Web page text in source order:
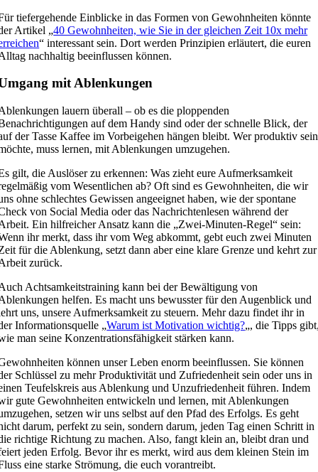
tiefergehende Einblicke in das Formen von Gewohnheiten könnte
Artikel „40 Gewohnheiten, wie Sie in der gleichen Zeit 10x mehr
“ interessant sein. Dort werden Prinzipien erläutert, die euren
nachhaltig beeinflussen können.
mit Ablenkungen
lauern überall – ob es die ploppenden
auf dem Handy sind oder der schnelle Blick, der
der Tasse Kaffee im Vorbeigehen hängen bleibt. Wer produktiv sein
muss lernen, mit Ablenkungen umzugehen.
gilt, die Auslöser zu erkennen: Was zieht eure Aufmerksamkeit
vom Wesentlichen ab? Oft sind es Gewohnheiten, die wir
ohne schlechtes Gewissen angeeignet haben, wie der spontane
von Social Media oder das Nachrichtenlesen während der
Ein hilfreicher Ansatz kann die „Zwei-Minuten-Regel“ sein:
ihr merkt, dass ihr vom Weg abkommt, gebt euch zwei Minuten
für die Ablenkung, setzt dann aber eine klare Grenze und kehrt zur
zurück.
Achtsamkeitstraining kann bei der Bewältigung von
helfen. Es macht uns bewusster für den Augenblick und
uns, unsere Aufmerksamkeit zu steuern. Mehr dazu findet ihr in
Informationsquelle „Warum ist Motivation wichtig?„, die Tipps
man seine Konzentrationsfähigkeit stärken kann.
können unser Leben enorm beeinflussen. Sie können
Schlüssel zu mehr Produktivität und Zufriedenheit sein oder uns in
Teufelskreis aus Ablenkung und Unzufriedenheit führen. Indem
gute Gewohnheiten entwickeln und lernen, mit Ablenkungen
setzen wir uns selbst auf den Pfad des Erfolgs. Es geht
darum, perfekt zu sein, sondern darum, jeden Tag einen Schritt in
richtige Richtung zu machen. Also, fangt klein an, bleibt dran und
jeden Erfolg. Bevor ihr es merkt, wird aus dem kleinen Stein im
eine starke Strömung, die euch vorantreibt.